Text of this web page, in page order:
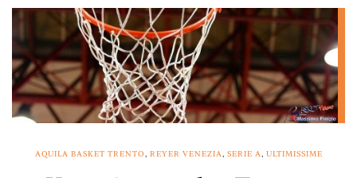
AQUILA BASKET TRENTO REYER VENEZIA SERIE A ULTIMISSIME